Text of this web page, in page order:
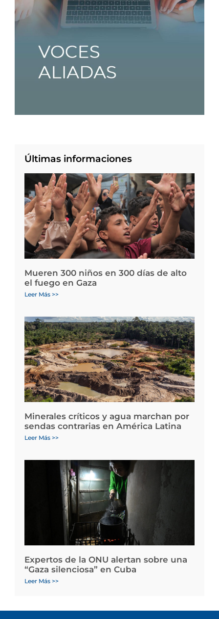
Últimas informaciones
Mueren 300 niños en 300 días de alto
el fuego en Gaza
Leer Más >>
Minerales críticos y agua marchan por
sendas contrarias en América Latina
Leer Más >>
Expertos de la ONU alertan sobre una
“Gaza silenciosa” en Cuba
Leer Más >>